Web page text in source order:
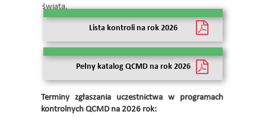
Terminy zgłaszania uczestnictwa w programach
kontrolnych QCMD na 2026 rok:
Lista kontroli na rok 2026
Pełny katalog QCMD na rok 2026
świata.